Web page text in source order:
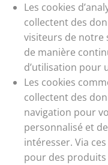
Les cookies
collectent des
visiteurs de notre
de manière
d’utilisation pour
Les cookies
collectent des
navigation pour
personnalisé et
intéresser. Via
pour des produits